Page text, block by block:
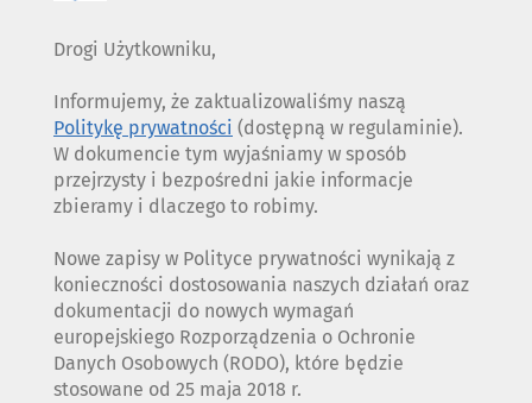
Drogi Użytkowniku,
Informujemy, że zaktualizowaliśmy naszą
Politykę prywatności (dostępną w regulaminie).
W dokumencie tym wyjaśniamy w sposób
przejrzysty i bezpośredni jakie informacje
zbieramy i dlaczego to robimy.
Nowe zapisy w Polityce prywatności wynikają z
konieczności dostosowania naszych działań oraz
dokumentacji do nowych wymagań
europejskiego Rozporządzenia o Ochronie
Danych Osobowych (RODO), które będzie
stosowane od 25 maja 2018 r.